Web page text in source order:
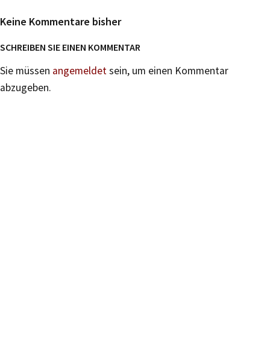
Keine Kommentare bisher
SCHREIBEN SIE EINEN KOMMENTAR
Sie müssen angemeldetsein, um einen Kommentar
abzugeben.